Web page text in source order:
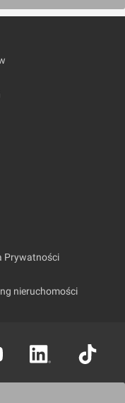
Prywatności
nieruchomości